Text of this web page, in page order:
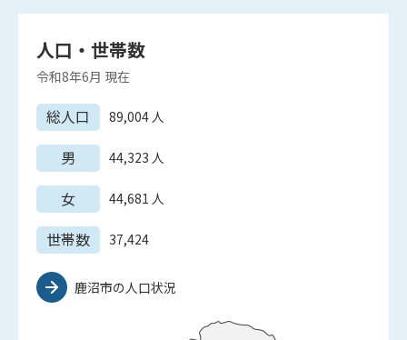
人口・世帯数
令和8年6月 現在
総人口 89,004人
男 44,323 人
女 44,681 人
世帯数 37,424
鹿沼市の人口状況